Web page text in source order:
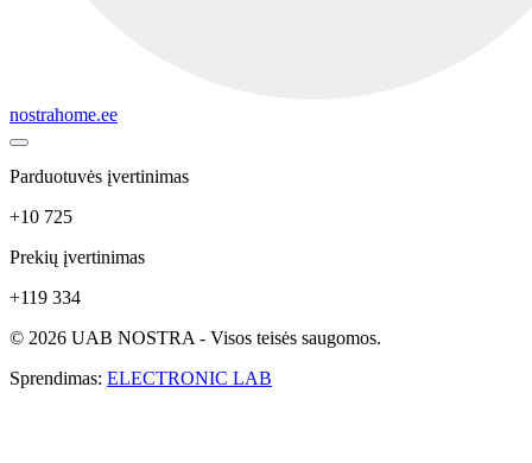
nostrahome.ee
Parduotuvės įvertinimas
+10 725
Prekių įvertinimas
+119 334
© 2026 UAB NOSTRA - Visos teisės saugomos.
Sprendimas: ELECTRONIC LAB